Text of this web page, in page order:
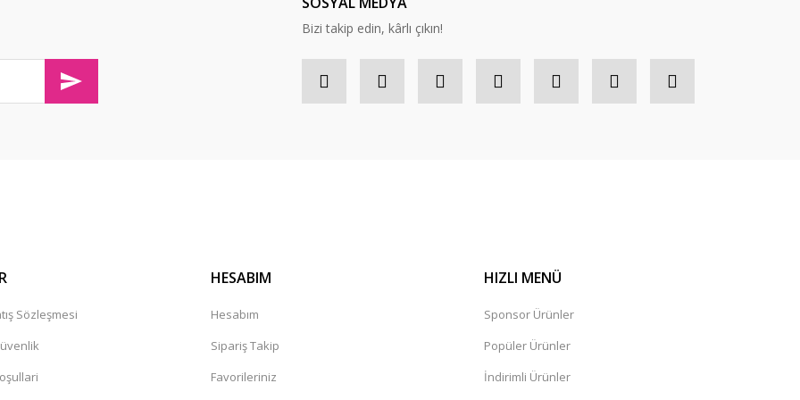
iletişim kurabileceğininiz
Bizi takip edin, kârlı çıkın!
Sözleşmesi
HESABIM
Hesabım
Sipariş Takip
Favorileriniz
HIZLI MENÜ
Sponsor Ürünler
Popüler Ürünler
İndirimli Ürünler